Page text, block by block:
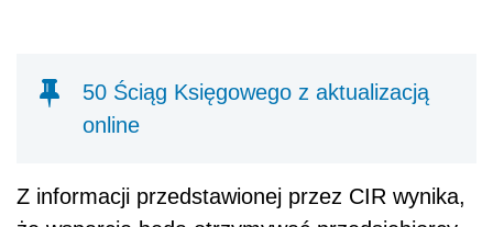
50 Ściąg Księgowego z aktualizacją
online
Z informacji przedstawionej przez CIR wynika,